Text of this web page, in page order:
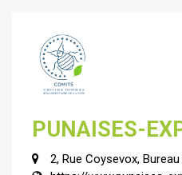
PUNAISES-
2, Rue Coysevox,